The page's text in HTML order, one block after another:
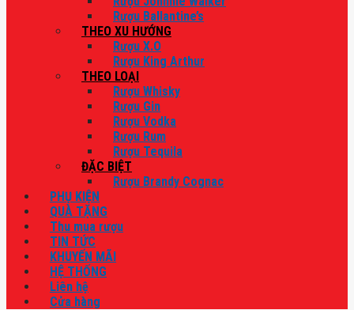
Rượu Ballantine’s
THEO XU HƯỚNG
Rượu X.O
Rượu King Arthur
THEO LOẠI
Rượu Whisky
Rượu Gin
Rượu Vodka
Rượu Rum
Rượu Tequila
ĐẶC BIỆT
Rượu Brandy Cognac
PHỤ KIỆN
QUÀ TẶNG
Thu mua rượu
TIN TỨC
KHUYẾN MÃI
HỆ THỐNG
Liên hệ
Cửa hàng